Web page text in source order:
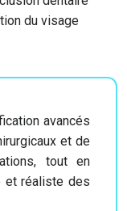
du visage
avancés
et de
tout en
et réaliste des